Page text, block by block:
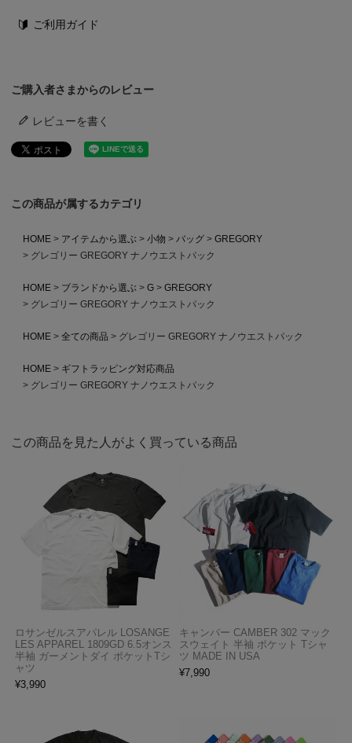
ご利用ガイド
ご購入者さまからのレビュー
レビューを書く
この商品が属するカテゴリ
HOME アイテムから選ぶ 小物 バッグ
GREGORY
グレゴリー GREGORY ナノウエストパック
HOME ブランドから選ぶ G
GREGORY
グレゴリー GREGORY ナノウエストパック
HOME 全ての商品 グレゴリー GREGORY ナノウエストパック
HOME
ギフトラッピング対応商品
グレゴリー GREGORY ナノウエストパック
この商品を見た人がよく買っている商品
ロサンゼルスアパレル LOSANGE
LES APPAREL 1809GD 6.5オンス
半袖 ガーメントダイ ポケットTシ
ャツ
¥3,990
キャンバー CAMBER 302 マック
スウェイト 半袖 ポケット Tシャ
ツ MADE IN USA
¥7,990